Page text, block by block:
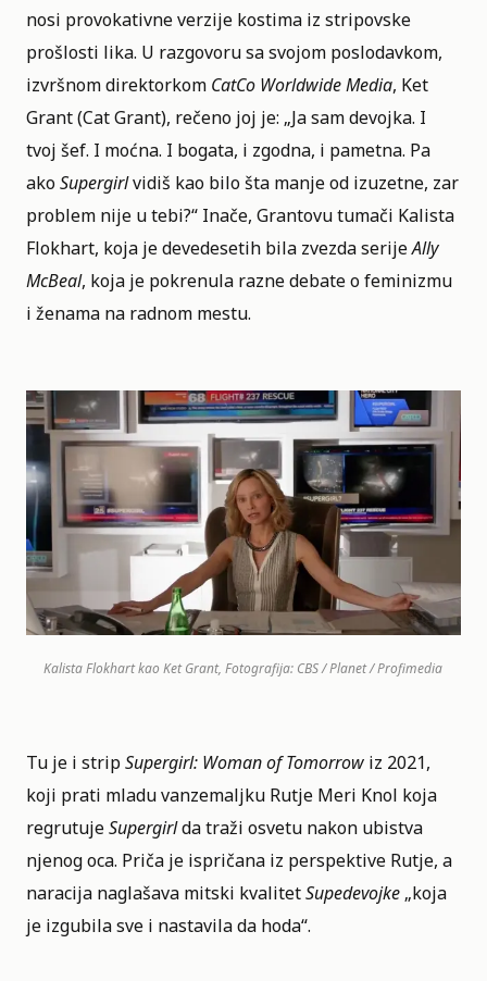
nosi provokativne verzije kostima iz stripovske
prošlosti lika. U razgovoru sa svojom poslodavkom,
izvršnom direktorkom CatCo Worldwide Media, Ket
Grant (Cat Grant), rečeno joj je: „Ja sam devojka. I
tvoj šef. I moćna. I bogata, i zgodna, i pametna. Pa
akoSupergirlvidiš kao bilo šta manje od izuzetne, zar
problem nije u tebi?“ Inače, Grantovu tumači Kalista
Flokhart, koja je devedesetih bila zvezda serijeAlly
McBeal, koja je pokrenula razne debate o feminizmu
i ženama na radnom mestu.
Kalista Flokhart kao Ket Grant, Fotografija: CBS / Planet / Profimedia
Tu je i stripSupergirl: Woman of Tomorrow iz 2021,
koji prati mladu vanzemaljku Rutje Meri Knol koja
regrutujeSupergirlda traži osvetu nakon ubistva
njenog oca. Priča je ispričana iz perspektive Rutje, a
naracija naglašava mitski kvalitetSupedevojke „koja
je izgubila sve i nastavila da hoda“.